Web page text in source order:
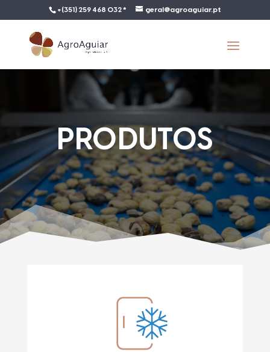
+(351) 259 468 032 * geral@agroaguiar.pt
PRODUTOS